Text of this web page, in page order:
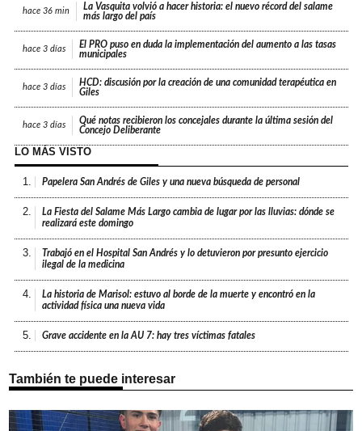
hace 36 min
La Vasquita volvió a hacer historia: el nuevo récord del salame
más largo del país
hace 3 días
El PRO puso en duda la implementación del aumento a las tasas
municipales
hace 3 días
HCD: discusión por la creación de una comunidad terapéutica en
Giles
hace 3 días
Qué notas recibieron los concejales durante la última sesión del
Concejo Deliberante
LO MÁS VISTO
1. Papelera San Andrés de Giles y una nueva búsqueda de personal
2.
La Fiesta del Salame Más Largo cambia de lugar por las lluvias: dónde se
realizará este domingo
3.
Trabajó en el Hospital San Andrés y lo detuvieron por presunto ejercicio
ilegal de la medicina
4.
La historia de Marisol: estuvo al borde de la muerte y encontró en la
actividad física una nueva vida
5. Grave accidente en la AU 7: hay tres víctimas fatales
También te puede interesar